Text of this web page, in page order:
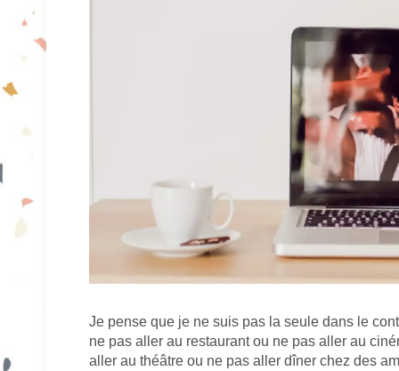
Je pense que je ne suis pas la seule dans le
ne pas aller au restaurant ou ne pas aller au
aller au théâtre ou ne pas aller dîner chez des